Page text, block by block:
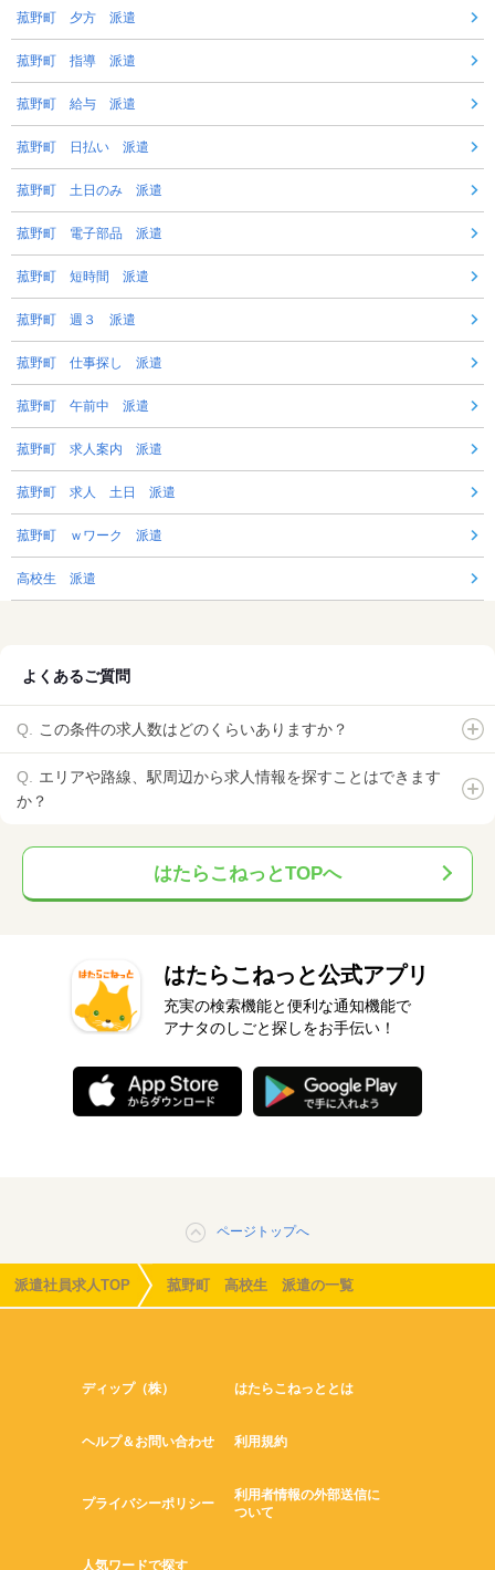
菰野町 夕方 派遣
菰野町 指導 派遣
菰野町 給与 派遣
菰野町 日払い 派遣
菰野町 土日のみ 派遣
菰野町 電子部品 派遣
菰野町 短時間 派遣
菰野町 週３ 派遣
菰野町 仕事探し 派遣
菰野町 午前中 派遣
菰野町 求人案内 派遣
菰野町 求人 土日 派遣
菰野町 ｗワーク 派遣
高校生 派遣
よくあるご質問
この条件の求人数はどのくらいありますか？
エリアや路線、駅周辺から求人情報を探すことはできます
か？
はたらこねっとTOPへ
はたらこねっと公式アプリ
充実の検索機能と便利な通知機能で
アナタのしごと探しをお手伝い！
ページトップへ
派遣社員求人TOP 菰野町 高校生 派遣の一覧
ディップ（株） はたらこねっととは
ヘルプ＆お問い合わせ 利用規約
プライバシーポリシー
利用者情報の外部送信に
ついて
人気ワードで探す